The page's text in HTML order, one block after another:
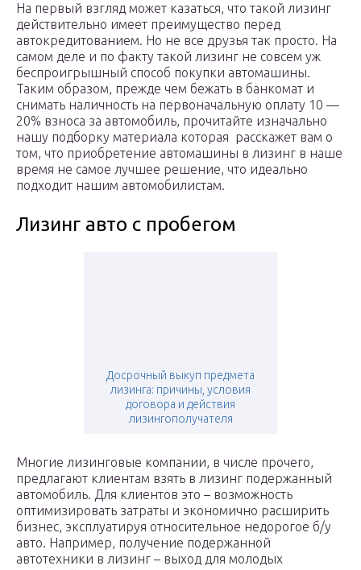
На первый взгляд может казаться, что такой лизинг
действительно имеет преимущество перед
автокредитованием. Но не все друзья так просто. На
самом деле и по факту такой лизинг не совсем уж
беспроигрышный способ покупки автомашины.
Таким образом, прежде чем бежать в банкомат и
снимать наличность на первоначальную оплату 10 —
20% взноса за автомобиль, прочитайте изначально
нашу подборку материала которая расскажет вам о
том, что приобретение автомашины в лизинг в наше
время не самое лучшее решение, что идеально
подходит нашим автомобилистам.
Лизинг авто с пробегом
Досрочный выкуп предмета
лизинга: причины, условия
договора и действия
лизингополучателя
Многие лизинговые компании, в числе прочего,
предлагают клиентам взять в лизинг подержанный
автомобиль. Для клиентов это – возможность
оптимизировать затраты и экономично расширить
бизнес, эксплуатируя относительное недорогое б/у
авто. Например, получение подержанной
автотехники в лизинг – выход для молодых